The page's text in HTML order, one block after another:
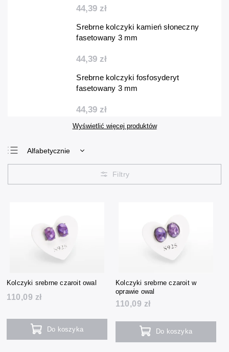
44,39 zł
Srebrne kolczyki kamień słoneczny
fasetowany 3 mm
44,39 zł
Srebrne kolczyki fosfosyderyt
fasetowany 3 mm
44,39 zł
Wyświetlić więcej produktów
Alfabetycznie
Najtańsze
Najdroższe
Kolczyki srebrne czaroit owal
110,09 zł
Do koszyka
Kolczyki srebrne czaroit w
oprawie owal
110,09 zł
Do koszyka